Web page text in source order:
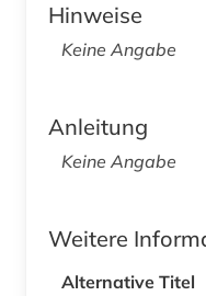
Hinweise
Keine Angabe
Anleitung
Keine Angabe
Weitere
Alternative Titel